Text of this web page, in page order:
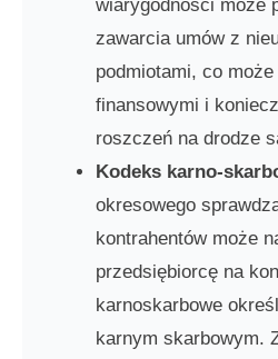
wiarygodności może
zawarcia umów z
podmiotami, co
finansowymi i
roszczeń na drodze
Kodeks karno-
okresowego
kontrahentów może
przedsiębiorcę na
karnoskarbowe
karnym skarbowym.